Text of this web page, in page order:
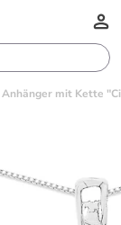
Anhänger mit Kette